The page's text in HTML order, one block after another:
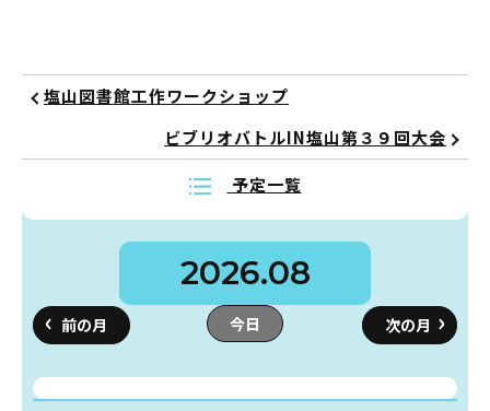
今日
2026.08
塩山図書館工作ワークショップ
ビブリオバトルIN塩山第３９回大会
予定一覧
こどもの図書館
としょかん
キャラクター
図書館のおしごと
おはなし会
かい